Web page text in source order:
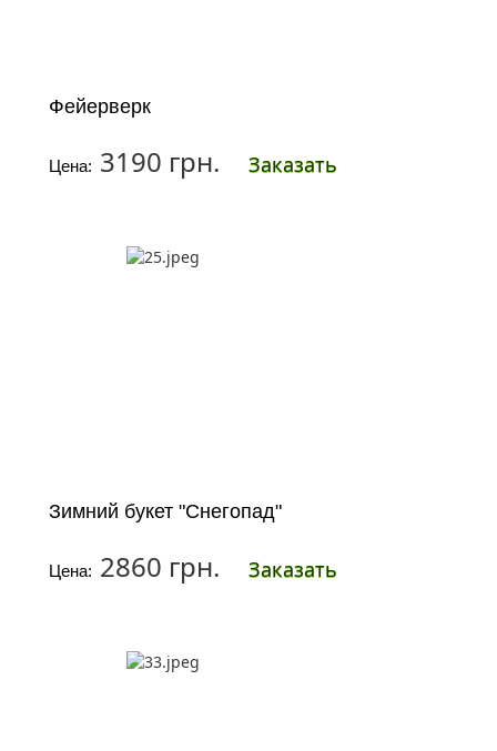
Фейерверк
Цена: 3190 грн. Заказать
Зимний букет "Снегопад"
Цена: 2860 грн. Заказать